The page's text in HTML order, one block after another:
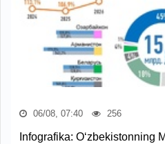
06/08, 07:40 256
Infografika: O‘zbekistonning